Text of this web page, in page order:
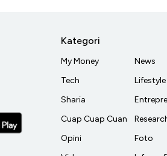
Kategori
My Money
Tech
Sharia
Cuap Cuap Cuan
Opini
News
Lifestyle
Foto